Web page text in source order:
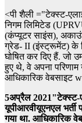
<पी शैली ="टेक्स्ट-
निगम लिमिटेड
(कंप्यूटर साइंस),
ग्रेड- II (इंस्ट्रूमेंट) के
घोषित कर दिए हैं. जो
हुए थे, वे अपना परिणाम
आधिकारिक वेबसाइट
5अप्रैल 2021"टेक्स्ट-
यूपीआरवीयूएनएल भर्ती
गया था. आधिकारिक